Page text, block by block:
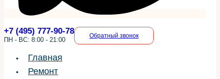
+7 (495) 777-90-78
ПН - ВС: 8:00 - 21:00
Обратный звонок
Главная
Ремонт